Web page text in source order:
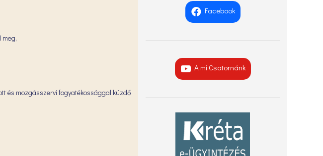
meg,
és mozgásszervi fogyatékossággal küzdő
Facebook
A mi Csatornánk